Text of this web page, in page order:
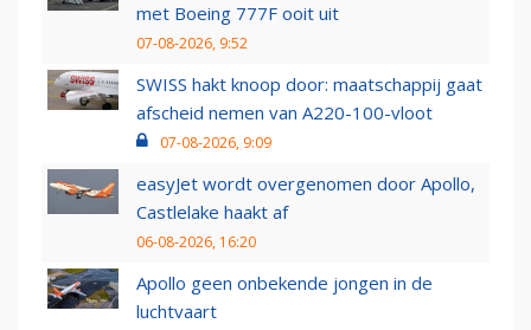
met Boeing 777F ooit uit
07-08-2026, 9:52
SWISS hakt knoop door: maatschappij gaat
afscheid nemen van A220-100-vloot
07-08-2026, 9:09
easyJet wordt overgenomen door Apollo,
Castlelake haakt af
06-08-2026, 16:20
Apollo geen onbekende jongen in de
luchtvaart